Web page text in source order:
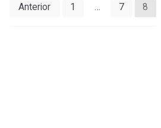
Paginação
Anterior 1 … 7 8